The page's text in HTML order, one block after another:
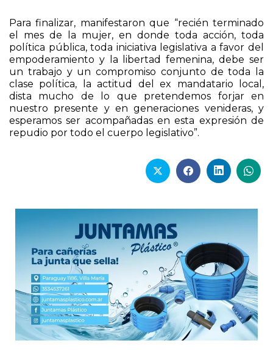
Para finalizar, manifestaron que “recién terminado
el mes de la mujer, en donde toda acción, toda
política pública, toda iniciativa legislativa a favor del
empoderamiento y la libertad femenina, debe ser
un trabajo y un compromiso conjunto de toda la
clase política, la actitud del ex mandatario local,
dista mucho de lo que pretendemos forjar en
nuestro presente y en generaciones venideras, y
esperamos ser acompañadas en esta expresión de
repudio por todo el cuerpo legislativo”.